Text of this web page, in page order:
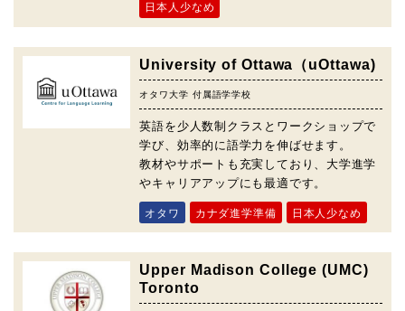
日本人少なめ
University of Ottawa（uOttawa)
オタワ大学 付属語学学校
英語を少人数制クラスとワークショップで
学び、効率的に語学力を伸ばせます。
教材やサポートも充実しており、大学進学
やキャリアアップにも最適です。
オタワ カナダ進学準備 日本人少なめ
Upper Madison College (UMC)
Toronto